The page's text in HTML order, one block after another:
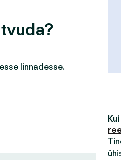
linnadesse.